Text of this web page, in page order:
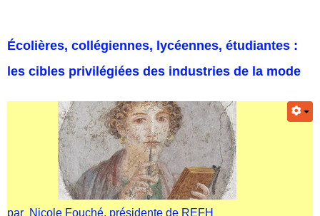
Écolières, collégiennes, lycéennes, étudiantes :
les cibles privilégiées des industries de la mode
par Nicole Fouché, présidente de REFH